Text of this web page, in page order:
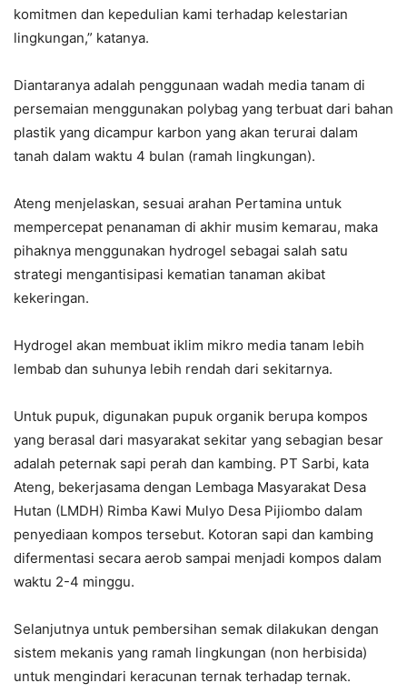
komitmen dan kepedulian kami terhadap kelestarian
lingkungan,” katanya.
Diantaranya adalah penggunaan wadah media tanam di
persemaian menggunakan polybag yang terbuat dari bahan
plastik yang dicampur karbon yang akan terurai dalam
tanah dalam waktu 4 bulan (ramah lingkungan).
Ateng menjelaskan, sesuai arahan Pertamina untuk
mempercepat penanaman di akhir musim kemarau, maka
pihaknya menggunakan hydrogel sebagai salah satu
strategi mengantisipasi kematian tanaman akibat
kekeringan.
Hydrogel akan membuat iklim mikro media tanam lebih
lembab dan suhunya lebih rendah dari sekitarnya.
Untuk pupuk, digunakan pupuk organik berupa kompos
yang berasal dari masyarakat sekitar yang sebagian besar
adalah peternak sapi perah dan kambing. PT Sarbi, kata
Ateng, bekerjasama dengan Lembaga Masyarakat Desa
Hutan (LMDH) Rimba Kawi Mulyo Desa Pijiombo dalam
penyediaan kompos tersebut. Kotoran sapi dan kambing
difermentasi secara aerob sampai menjadi kompos dalam
waktu 2-4 minggu.
Selanjutnya untuk pembersihan semak dilakukan dengan
sistem mekanis yang ramah lingkungan (non herbisida)
untuk mengindari keracunan ternak terhadap ternak.